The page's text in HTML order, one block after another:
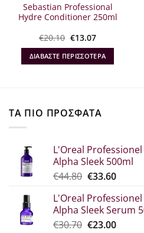
Sebastian Professional
Hydre Conditioner 250ml
€20.10 Original
price
was:
€20.10.
€13.07Η
τιμή
είναι:
€13.07.
ΔΙΑΒΆΣΤΕ ΠΕΡΙΣΣΌΤΕΡΑ
ΤΑ ΠΙΟ ΠΡΟΣΦΑΤΑ
L'Oreal
Alpha Sleek 500ml
€44.80 Original
was:
€44.80.
€33.60Η
τιμή
είναι:
€33.60.
L'Oreal
Alpha Sleek Serum
€30.70 Original
€23.00Η